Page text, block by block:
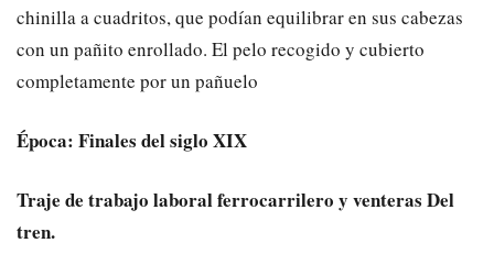
chinilla a cuadritos, que podían equilibrar en sus cabezas
con un pañito enrollado. El pelo recogido y cubierto
completamente por un pañuelo
Época: Finales del siglo XIX
Traje de trabajo laboral ferrocarrilero y venteras Del
tren.